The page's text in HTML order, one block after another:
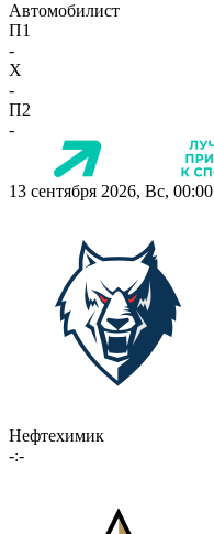
Автомобилист
П1
-
X
-
П2
-
13 сентября 2026, Вс, 00:00
Нефтехимик
-:-